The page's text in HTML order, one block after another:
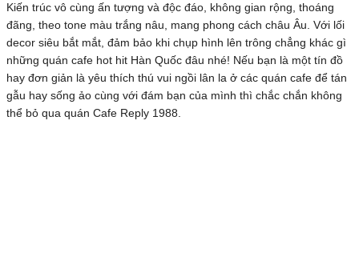
Kiến trúc vô cùng ấn tượng và độc đáo, không gian rộng, thoáng
đãng, theo tone màu trắng nâu, mang phong cách châu Âu. Với lối
decor siêu bắt mắt, đảm bảo khi chụp hình lên trông chẳng khác gì
những quán cafe hot hit Hàn Quốc đâu nhé! Nếu bạn là một tín đồ
hay đơn giản là yêu thích thú vui ngồi lân la ở các quán cafe để tán
gẫu hay sống ảo cùng với đám bạn của mình thì chắc chắn không
thể bỏ qua quán Cafe Reply 1988.